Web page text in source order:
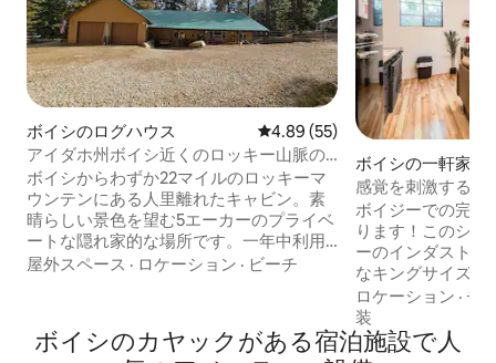
ボイシのログハウス レビュー55件、5つ星中4.89つ
4.89 (55)
アイダホ州ボイシ近くのロッキー山脈の
キャビンで新しい秘密のスパ体験！
ボイシからわずか22マイルのロッキーマ
ウンテンにある人里離れたキャビン。素
晴らしい景色を望む5エーカーのプライベ
ートな隠れ家的な場所です。一年中利用
可能な崖沿いのスパでリラックスした
ピーク湖までわずか数分。ビーチ、ボー
ト、ハイキング、釣りをお楽しみいただ
屋外スペース · ロケーション · ビーチ
ボイシの一軒家
感覚を刺激する |
立大学 | 駐車場
ボイジーでの完璧
ります！このシ
ーのインダストリ
なキングサイズベ
とした駐車場を
険者、小さな家族
師に最適です。ボ
ション、病院、I -
ロケーション ·チ
装
ボイシのカヤックがある宿泊施設で人